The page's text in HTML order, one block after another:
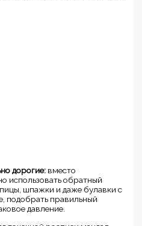
дорогие: вместо
использовать обратный
шпажки и даже булавки с
подобрать правильный
давление.